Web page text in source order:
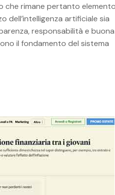
che rimane pertanto
dell’intelligenza artificiale sia
responsabilità e buona
il fondamento del sistema